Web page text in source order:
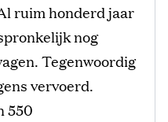
ruim honderd jaar
nog
Tegenwoordig
vervoerd.
550